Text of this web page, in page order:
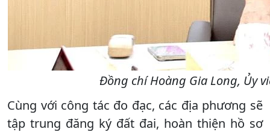
Đồng chí Hoàng Gia Long, Ủy
Cùng với công tác đo đạc, các địa phương sẽ
tập trung đăng ký đất đai, hoàn thiện hồ sơ